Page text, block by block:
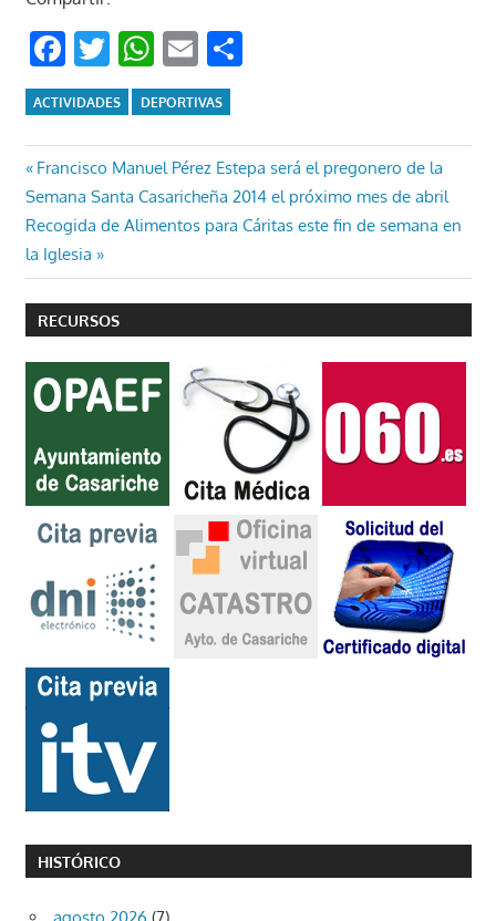
Facebook
Twitter
WhatsApp
EmailCompartir
ACTIVIDADES DEPORTIVAS
Navegación
de
entradas
Entrada
anterior:
Francisco Manuel Pérez Estepa será el pregonero de la
Semana Santa Casaricheña 2014 el próximo mes de abril
Entrada
siguiente:
Recogida de Alimentos para Cáritas este fin de semana en
la Iglesia
RECURSOS
HISTÓRICO